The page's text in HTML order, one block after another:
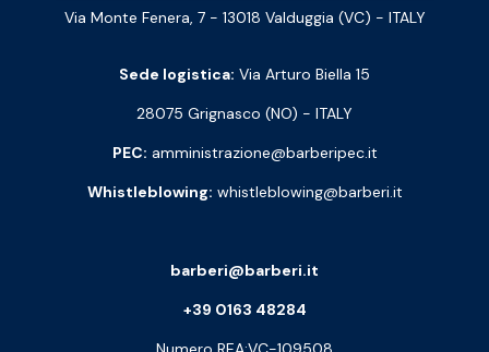
Via Monte Fenera, 7 - 13018 Valduggia (VC) - ITALY
Sede logistica: Via Arturo Biella 15
28075 Grignasco (NO) - ITALY
PEC: amministrazione@barberipec.it
Whistleblowing: whistleblowing@barberi.it
barberi@barberi.it
+39 0163 48284